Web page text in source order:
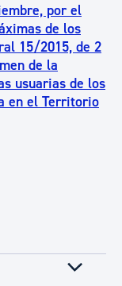
por el
de los
15/2015, de 2
de la
usuarias de los
en el Territorio